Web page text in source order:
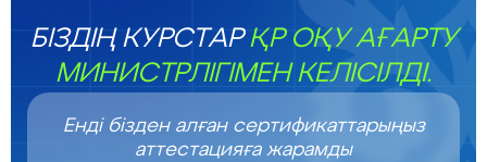
БІЗДІҢ КУРСТАРҚР ОҚУ АҒАРТУ
МИНИСТРЛІГІМЕН КЕЛІСІЛДІ.
Енді бізден алған сертификаттарыңыз
аттестацияға жарамды